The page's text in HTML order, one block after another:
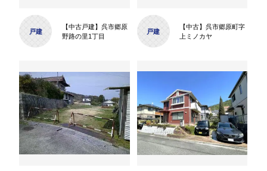
戸建
【中古戸建】呉市郷原
野路の里1丁目
戸建
【中古】呉市郷原町字
上ミノカヤ